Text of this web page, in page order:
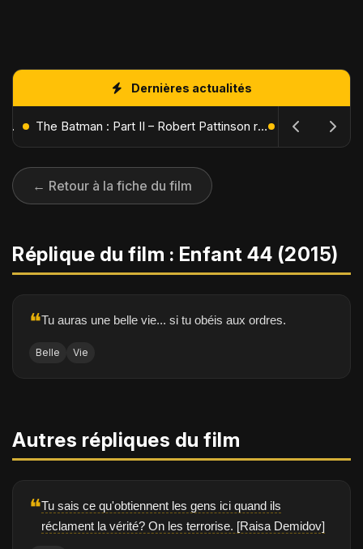
Dernières actualités
L'Âge de Glace : Le Réveil du Volcan – Manny, Sid et Diego de retour pour une aventure explosive The Batman : Part II – Robert Pattinson replonge dans les ténèbres de Gotham dès octobre 2027
← Retour à la fiche du film
Réplique du film : Enfant 44 (2015)
❝Tu auras une belle vie... si tu obéis aux ordres.
Belle Vie
Autres répliques du film
❝Tu sais ce qu'obtiennent les gens ici quand ils
réclament la vérité? On les terrorise. [Raisa Demidov]